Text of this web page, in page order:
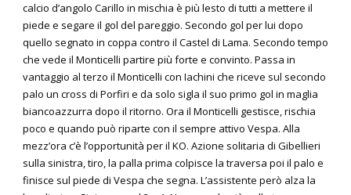
calcio d’angolo Carillo in mischia è più lesto di tutti a mettere il
piede e segare il gol del pareggio. Secondo gol per lui dopo
quello segnato in coppa contro il Castel di Lama. Secondo tempo
che vede il Monticelli partire più forte e convinto. Passa in
vantaggio al terzo il Monticelli con Iachini che riceve sul secondo
palo un cross di Porfiri e da solo sigla il suo primo gol in maglia
biancoazzurra dopo il ritorno. Ora il Monticelli gestisce, rischia
poco e quando può riparte con il sempre attivo Vespa. Alla
mezz’ora c’è l’opportunità per il KO. Azione solitaria di Gibellieri
sulla sinistra, tiro, la palla prima colpisce la traversa poi il palo e
finisce sul piede di Vespa che segna. L’assistente però alza la